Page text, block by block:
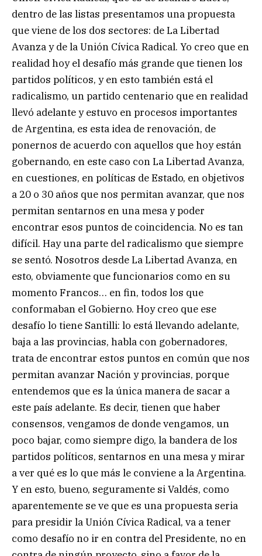
dentro de las listas presentamos una propuesta
que viene de los dos sectores: de La Libertad
Avanza y de la Unión Cívica Radical. Yo creo que en
realidad hoy el desafío más grande que tienen los
partidos políticos, y en esto también está el
radicalismo, un partido centenario que en realidad
llevó adelante y estuvo en procesos importantes
de Argentina, es esta idea de renovación, de
ponernos de acuerdo con aquellos que hoy están
gobernando, en este caso con La Libertad Avanza,
en cuestiones, en políticas de Estado, en objetivos
a 20 o 30 años que nos permitan avanzar, que nos
permitan sentarnos en una mesa y poder
encontrar esos puntos de coincidencia. No es tan
difícil. Hay una parte del radicalismo que siempre
se sentó. Nosotros desde La Libertad Avanza, en
esto, obviamente que funcionarios como en su
momento Francos… en fin, todos los que
conformaban el Gobierno. Hoy creo que ese
desafío lo tiene Santilli: lo está llevando adelante,
baja a las provincias, habla con gobernadores,
trata de encontrar estos puntos en común que nos
permitan avanzar Nación y provincias, porque
entendemos que es la única manera de sacar a
este país adelante. Es decir, tienen que haber
consensos, vengamos de donde vengamos, un
poco bajar, como siempre digo, la bandera de los
partidos políticos, sentarnos en una mesa y mirar
a ver qué es lo que más le conviene a la Argentina.
Y en esto, bueno, seguramente si Valdés, como
aparentemente se ve que es una propuesta seria
para presidir la Unión Cívica Radical, va a tener
como desafío no ir en contra del Presidente, no en